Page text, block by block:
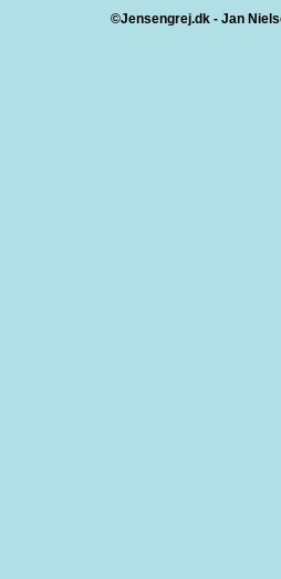
©Jensengrej.dk - Jan